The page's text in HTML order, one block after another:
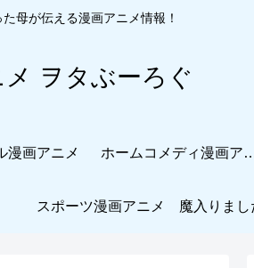
母が伝える漫画アニメ情報！
ヲタぶーろぐ
漫画アニメ ホームコメディ
スポーツ漫画アニメ 魔入りま